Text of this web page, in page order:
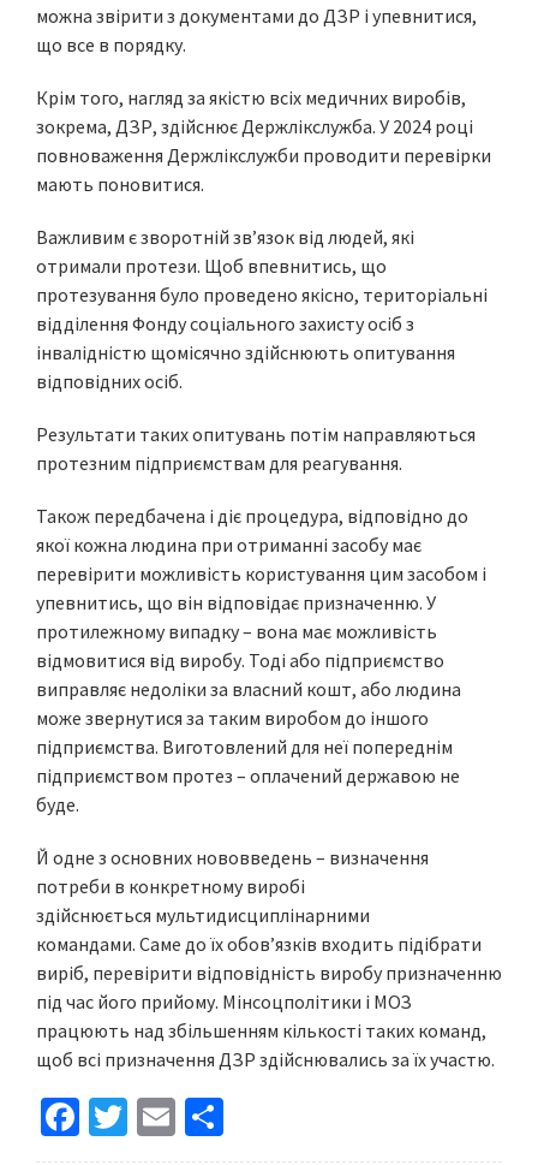
можна звірити з документами до ДЗР і упевнитися,
що все в порядку.
Крім того, нагляд за якістю всіх медичних виробів,
зокрема, ДЗР, здійснює Держлікслужба. У 2024 році
повноваження Держлікслужби проводити перевірки
мають поновитися.
Важливим є зворотній зв’язок від людей, які
отримали протези. Щоб впевнитись, що
протезування було проведено якісно, територіальні
відділення Фонду соціального захисту осіб з
інвалідністю щомісячно здійснюють опитування
відповідних осіб.
Результати таких опитувань потім направляються
протезним підприємствам для реагування.
Також передбачена і діє процедура, відповідно до
якої кожна людина при отриманні засобу має
перевірити можливість користування цим засобом і
упевнитись, що він відповідає призначенню. У
протилежному випадку – вона має можливість
відмовитися від виробу. Тоді або підприємство
виправляє недоліки за власний кошт, або людина
може звернутися за таким виробом до іншого
підприємства. Виготовлений для неї попереднім
підприємством протез – оплачений державою не
буде.
Й одне з основних нововведень – визначення
потреби в конкретному виробі
здійснюється мультидисциплінарними
командами. Саме до їх обовʼязків входить підібрати
виріб, перевірити відповідність виробу призначенню
під час його прийому. Мінсоцполітики і МОЗ
працюють над збільшенням кількості таких команд,
щоб всі призначення ДЗР здійснювались за їх участю.
Fa
ce
T
wi
E
m h